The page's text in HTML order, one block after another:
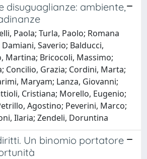
disuguaglianze: ambiente,
Paola; Turla, Paolo; Romana
Saverio; Balducci,
Martina; Bricocoli, Massimo;
Concilio, Grazia; Cordini, Marta;
Maryam; Lanza, Giovanni;
Cristiana; Morello, Eugenio;
Agostino; Peverini, Marco;
Ilaria; Zendeli, Doruntina
Un binomio portatore